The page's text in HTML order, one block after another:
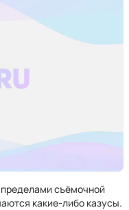
съёмочной
какие-либо казусы.